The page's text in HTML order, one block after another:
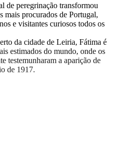
de peregrinação transformou
mais procurados de Portugal,
e visitantes curiosos todos os
da cidade de Leiria, Fátima é
estimados do mundo, onde os
testemunharam a aparição de
de 1917.